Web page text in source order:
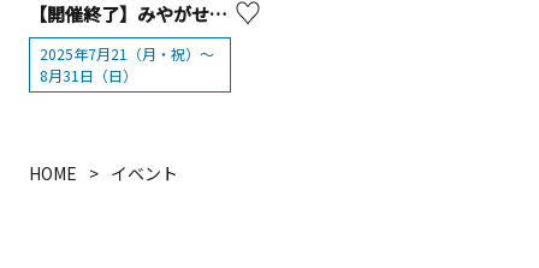
【開催終了】みやがせミーヤ館 夏休みクラフト体験
2025年7月21（月・祝）～
8月31日（日）
HOME イベント